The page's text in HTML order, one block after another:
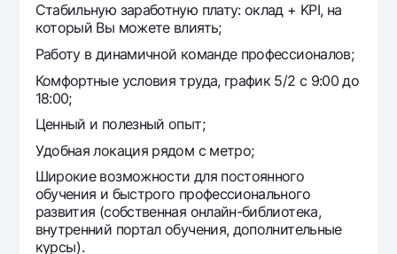
Стабильную заработную плату: оклад + KPI, на
который Вы можете влиять;
Работу в динамичной команде профессионалов;
Комфортные условия труда, график 5/2 с 9:00 до
18:00;
Ценный и полезный опыт;
Удобная локация рядом с метро;
Широкие возможности для постоянного
обучения и быстрого профессионального
развития (собственная онлайн-библиотека,
внутренний портал обучения, дополнительные
курсы).